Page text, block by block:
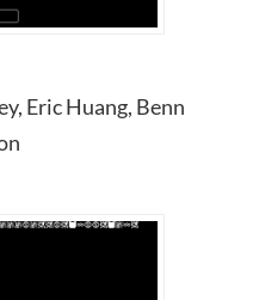
Eric Huang, Benn